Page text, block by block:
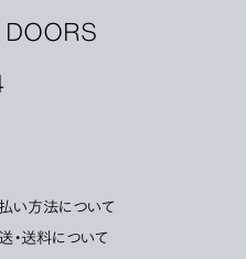
い方法について
・送料について